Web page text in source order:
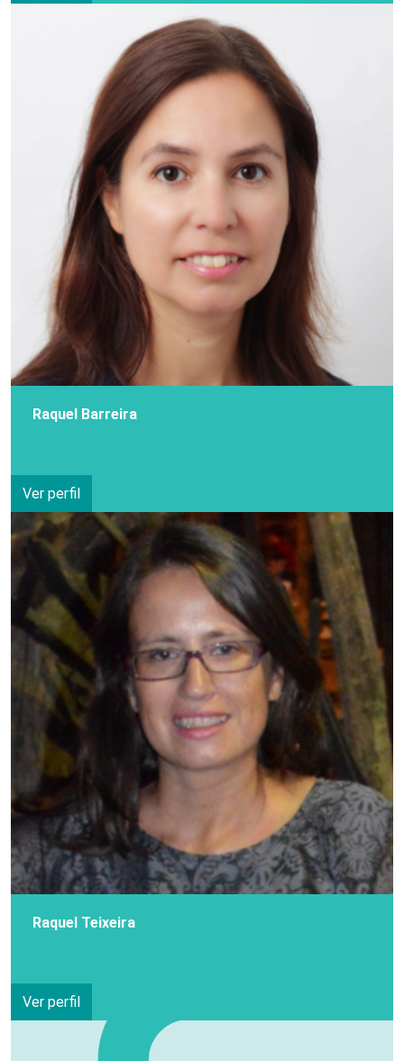
Raquel Barreira
Ver perfil
Raquel Teixeira
Ver perfil